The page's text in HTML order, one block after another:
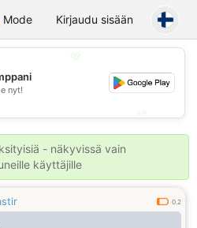
Dating
Mode Kirjaudu sisään
nyt!
- näkyvissä vain
käyttäjille
0.2